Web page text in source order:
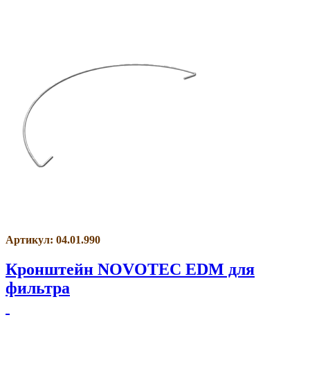
Артикул: 04.01.990
Кронштейн NOVOTEC EDM для
фильтра